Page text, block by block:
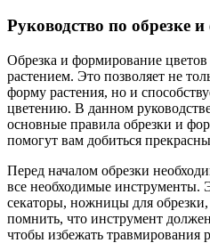
Руководство по обрезке
Обрезка и формирование
растением. Это позволяет не
форму растения, но и
цветению. В данном
основные правила обрезки и
помогут вам добиться
Перед началом обрезки
все необходимые инструменты.
секаторы, ножницы для
помнить, что инструмент
чтобы избежать травмирования